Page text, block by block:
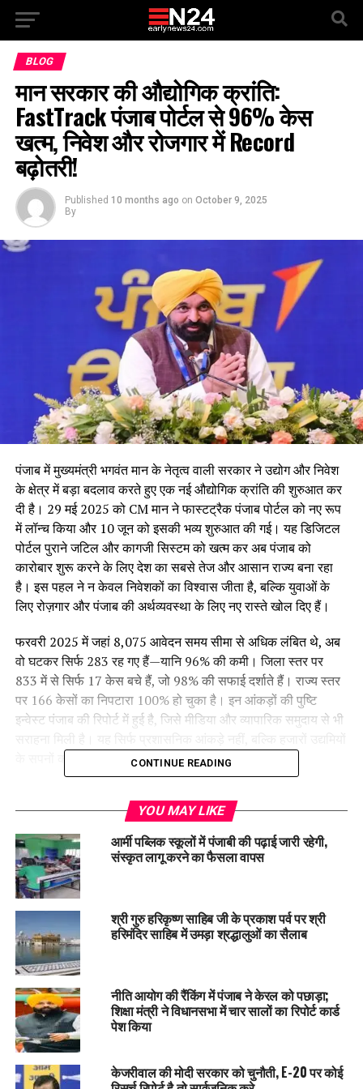
BLOG
मान सरकार की औद्योगिक क्रांति:
FastTrack पंजाब पोर्टल से 96% केस
खत्म, निवेश और रोजगार में Record
बढ़ोतरी!
Published 10 months ago on October 9, 2025
By
पंजाब में मुख्यमंत्री भगवंत मान के नेतृत्व वाली सरकार ने उद्योग और निवेश
के क्षेत्र में बड़ा बदलाव करते हुए एक नई औद्योगिक क्रांति की शुरुआत कर
दी है। 29 मई 2025 को CM मान ने फास्टट्रैक पंजाब पोर्टल को नए रूप
में लॉन्च किया और 10 जून को इसकी भव्य शुरुआत की गई। यह डिजिटल
पोर्टल पुराने जटिल और कागजी सिस्टम को खत्म कर अब पंजाब को
कारोबार शुरू करने के लिए देश का सबसे तेज और आसान राज्य बना रहा
है। इस पहल ने न केवल निवेशकों का विश्वास जीता है, बल्कि युवाओं के
लिए रोज़गार और पंजाब की अर्थव्यवस्था के लिए नए रास्ते खोल दिए हैं।
फरवरी 2025 में जहां 8,075 आवेदन समय सीमा से अधिक लंबित थे, अब
वो घटकर सिर्फ 283 रह गए हैं—यानि 96% की कमी। जिला स्तर पर
833 में से सिर्फ 17 केस बचे हैं, जो 98% की सफाई दर्शाते हैं। राज्य स्तर
पर 166 केसों का निपटारा 100% हो चुका है। इन आंकड़ों की पुष्टि
इन्वेस्ट पंजाब की रिपोर्ट में हुई है, जिसे मीडिया और व्यापारिक समुदाय से भी
के सपनों को साकार करने का प्रमाण है।
स्टॉप सॉल्यूशन बन चुका है। इसमें 20 से ज्यादा विभागों को जोड़ा गया है,
जिससे जमीन, पर्यावरण, अग्निशमन, वन विभाग जैसी सभी मंजूरियां एक ही
स्थान पर मिल जाती हैं। सिर्फ एक फॉर्म और एक स्टैंप पेपर से प्रक्रिया
शुरू होती है। पंजाब राइट टू बिजनेस कानून 2025 के तहत, औद्योगिक
पार्कों में प्रोजेक्ट्स को 5 दिन में और अन्य को 15 से 18 दिन में मंजूरी दी
जा रही है। अगर कोई विभाग देरी करता है, तो आवेदन ऑटो-एप्रूव हो
जाता है।
CONTINUE READING
YOU MAY LIKE
आर्मी पब्लिक स्कूलों में पंजाबी की पढ़ाई जारी रहेगी,
संस्कृत लागू करने का फैसला वापस
श्री गुरु हरिकृष्ण साहिब जी के प्रकाश पर्व पर श्री
हरिमंदिर साहिब में उमड़ा श्रद्धालुओं का सैलाब
नीति आयोग की रैंकिंग में पंजाब ने केरल को पछाड़ा;
शिक्षा मंत्री ने विधानसभा में चार सालों का रिपोर्ट कार्ड
पेश किया
केजरीवाल की मोदी सरकार को चुनौती, E-20 पर कोई